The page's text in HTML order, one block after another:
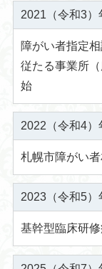
2021（令和3）
障がい者指定
従たる事業所
始
2022（令和4）
札幌市障がい
2023（令和5）
基幹型臨床研